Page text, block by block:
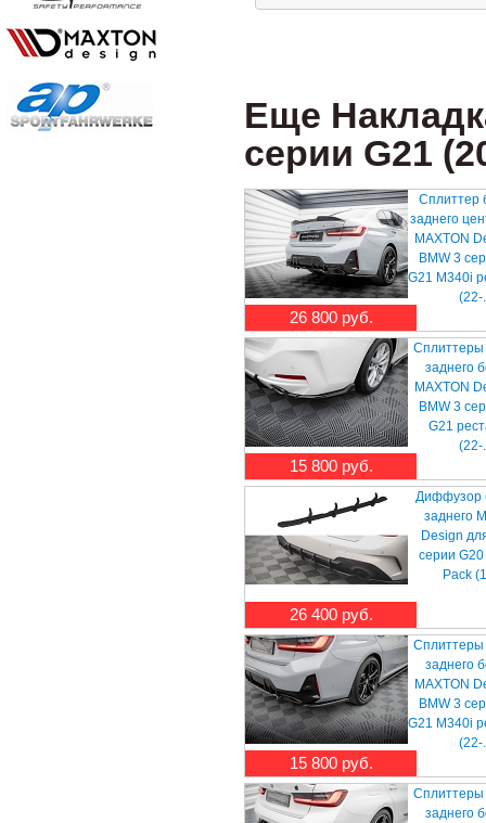
Еще
серии G21
26 800 руб.
Сплиттер
заднего
MAXTON
BMW 3
G21 M340i
(22-
15 800 руб.
заднего
MAXTON
BMW 3
G21
(22-
26 400 руб.
Диффузор
заднего
Design
серии G20
Pack
15 800 руб.
заднего
MAXTON
BMW 3
G21 M340i
(22-
заднего